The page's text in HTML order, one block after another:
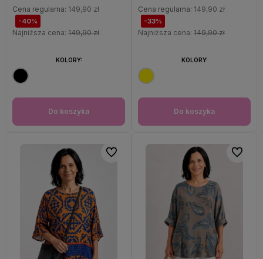
Cena regularna: 149,90 zł
-40%
Najniższa cena: 149,90 zł
Do koszyka
KOLORY:
Cena regularna: 149,90 zł
-33%
Najniższa cena: 149,90 zł
Do koszyka
KOLORY:
Do ulubionych Do